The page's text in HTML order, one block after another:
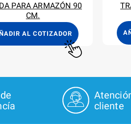
PARA ARMAZÓN 90
CM.
AL COTIZADOR
cliente